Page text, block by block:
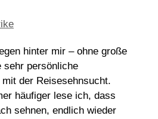
hinter mir – ohne große
sehr persönliche
der Reisesehnsucht.
häufiger lese ich, dass
sehnen, endlich wieder